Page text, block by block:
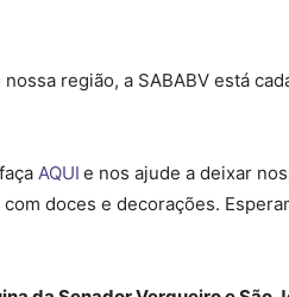
região, a SABABV está
AQUI e nos ajude a deixar
doces e decorações.